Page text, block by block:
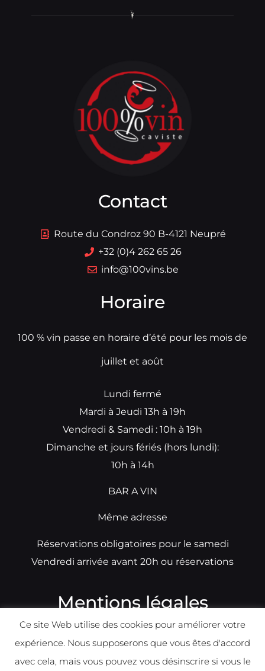
Contact
Route du Condroz 90 B-4121 Neupré
+32 (0)4 262 65 26
info@100vins.be
Horaire
100 % vin passe en horaire d’été pour les mois de
juillet et août
Lundi fermé
Mardi à Jeudi 13h à 19h
Vendredi & Samedi : 10h à 19h
Dimanche et jours fériés (hors lundi):
10h à 14h
BAR A VIN
Même adresse
Réservations obligatoires pour le samedi
Vendredi arrivée avant 20h ou réservations
Mentions légales
Ce site Web utilise des cookies pour améliorer votre
expérience. Nous supposerons que vous êtes d'accord
avec cela, mais vous pouvez vous désinscrire si vous le